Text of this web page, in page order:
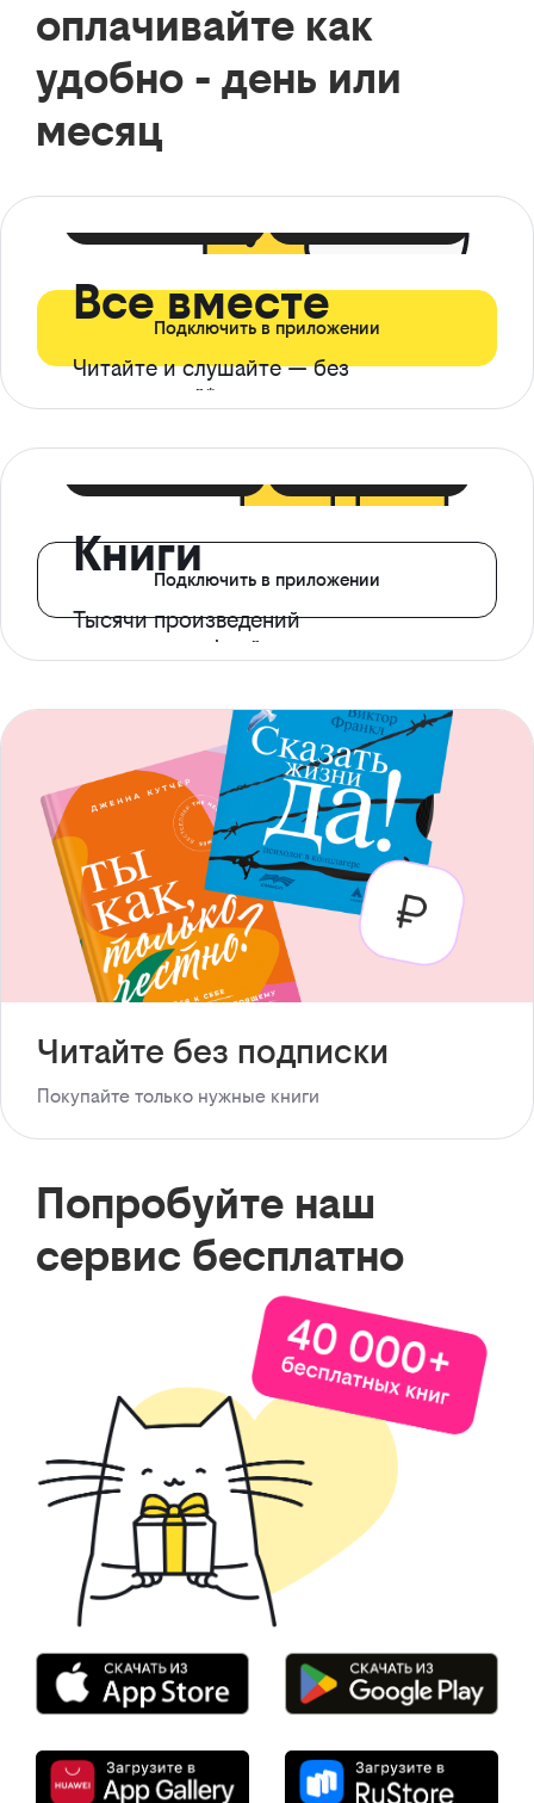
оплачивайте как
удобно - день или
месяц
Все вместе
Читайте и слушайте — без
ограничений*
Подключить в приложении
Книги
Тысячи произведений
с доступом офлайн
Подключить в приложении
Читайте без подписки
Покупайте только нужные книги
Попробуйте наш
сервис бесплатно